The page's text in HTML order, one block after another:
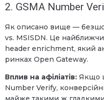
2. GSMA Number
Як описано вище —
vs. MSISDN. Це
header enrichment, який
ринках Open Gateway.
Вплив на афіліатів: Якщо
Number Verify,